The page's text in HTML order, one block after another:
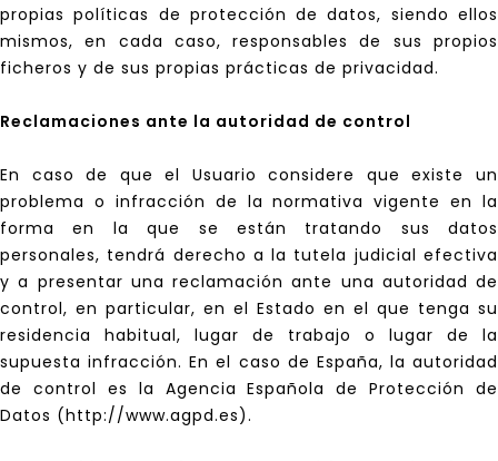
propias políticas de protección de datos, siendo ellos
mismos, en cada caso, responsables de sus propios
ficheros y de sus propias prácticas de privacidad.
Reclamaciones ante la autoridad de control
En caso de que el Usuario considere que existe un
problema o infracción de la normativa vigente en la
forma en la que se están tratando sus datos
personales, tendrá derecho a la tutela judicial efectiva
y a presentar una reclamación ante una autoridad de
control, en particular, en el Estado en el que tenga su
residencia habitual, lugar de trabajo o lugar de la
supuesta infracción. En el caso de España, la autoridad
de control es la Agencia Española de Protección de
Datos (http://www.agpd.es).